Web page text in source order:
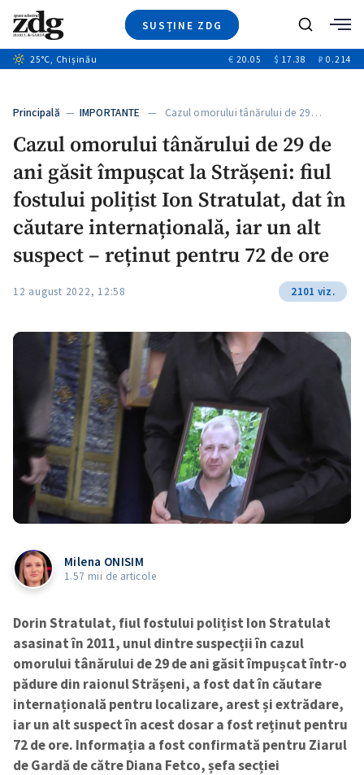
SUSȚINE ZDG
Ştiri
+12
Video
Special
Blog
ZdGust
Caută
25°C, Chișinău € 20.05 $ 17.38 ₽ 0.214
Principală — IMPORTANTE — Cazul omorului tânărului de 29…
Cazul omorului tânărului de 29 de
ani găsit împușcat la Strășeni: fiul
fostului polițist Ion Stratulat, dat în
căutare internațională, iar un alt
suspect – reținut pentru 72 de ore
12 august 2022, 12:58 2101 viz.
Milena ONISIM
1.57 mii de articole
Dorin Stratulat, fiul fostului polițist Ion Stratulat
asasinat în 2011, unul dintre suspecții în cazul
omorului tânărului de 29 de ani găsit împușcat într-o
pădure din raionul Strășeni, a fost dat în căutare
internațională pentru localizare, arest și extrădare,
iar un alt suspect în acest dosar a fost reținut pentru
72 de ore. Informația a fost confirmată pentru Ziarul
de Gardă de către Diana Fetco, șefa secției